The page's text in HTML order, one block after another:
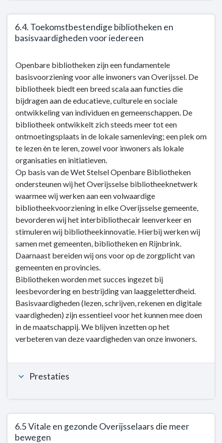
6.4. Toekomstbestendige bibliotheken en
basisvaardigheden voor iedereen
naar
navigatie
Kerntaak
Cultuur
sociale
kwaliteit
Dit
wat
wij
doen
6.4.
Toekomstbestendige
bibliotheken
basisvaardigheden
voor
iedereen
Openbare bibliotheken zijn een fundamentele
basisvoorziening voor alle inwoners van Overijssel. De
bibliotheek biedt een breed scala aan functies die
bijdragen aan de educatieve, culturele en sociale
ontwikkeling van individuen en gemeenschappen. De
bibliotheek ontwikkelt zich steeds meer tot een
ontmoetingsplaats in de lokale samenleving; een plek om
te lezen èn te leren, zowel voor inwoners als lokale
organisaties en initiatieven.
Op basis van de Wet Stelsel Openbare Bibliotheken
ondersteunen wij het Overijsselse bibliotheeknetwerk
waarmee wij werken aan een volwaardige
bibliotheekvoorziening in elke Overijsselse gemeente,
bevorderen wij het interbibliothecair leenverkeer en
stimuleren wij bibliotheekinnovatie. Hierbij werken wij
samen met gemeenten, bibliotheken en Rijnbrink.
Daarnaast bereiden wij ons voor op de zorgplicht van
gemeenten en provincies.
Bibliotheken worden met succes ingezet bij
leesbevordering en bestrijding van laaggeletterdheid.
Basisvaardigheden (lezen, schrijven, rekenen en digitale
vaardigheden) zijn essentieel voor het kunnen mee doen
in de maatschappij. We blijven inzetten op het
verbeteren van deze vaardigheden van onze inwoners.
Prestaties
6.5 Vitale en gezonde Overijsselaars die meer
bewegen